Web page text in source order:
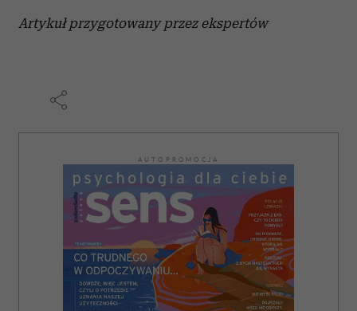
Artykuł przygotowany przez ekspertów
AUTOPROMOCJA